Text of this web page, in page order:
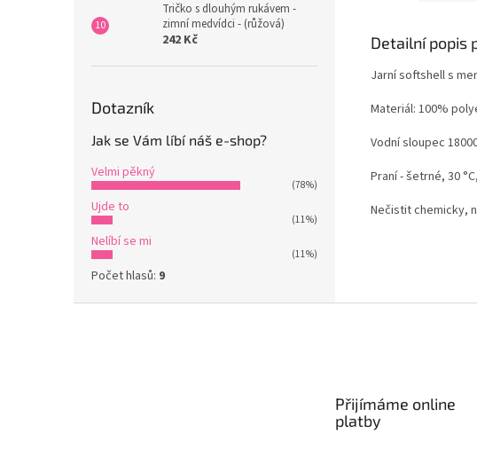
Tričko s dlouhým rukávem -
zimní medvídci - (růžová)
242 Kč
Dotazník
Jak se Vám líbí náš e-shop?
Velmi pěkný
(78%)
Ujde to
(11%)
Nelíbí se mi
(11%)
Počet hlasů: 9
Detailní popis
Jarní softshell s
Materiál: 100%
Vodní sloupec
Praní - šetrné, 30
Nečistit chemicky,
Přijímáme online
platby